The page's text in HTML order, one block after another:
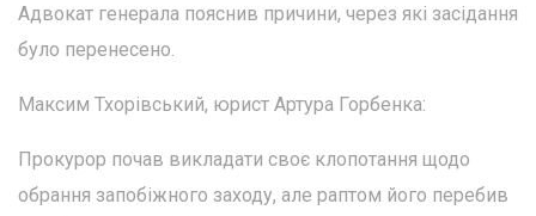
Адвокат генерала пояснив причини, через які засідання
було перенесено.
Максим Тхорівський, юрист Артура Горбенка:
Прокурор почав викладати своє клопотання щодо
обрання запобіжного заходу, але раптом його перебив